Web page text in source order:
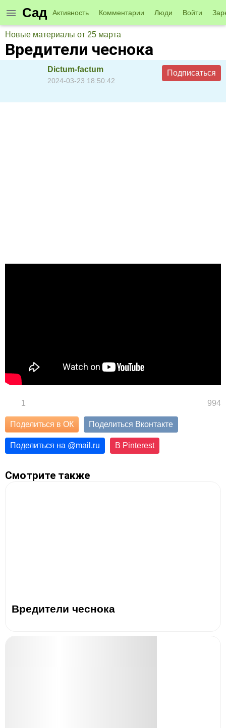
Сад Активность Комментарии Люди Войти
Новые материалы от 25 марта
Вредители чеснока
Dictum-factum
2024-03-23 18:50:42
Подписаться
1 994
Поделиться в ОК Поделиться Вконтакте
Поделиться на @mail.ru В Pinterest
Смотрите также
Вредители чеснока